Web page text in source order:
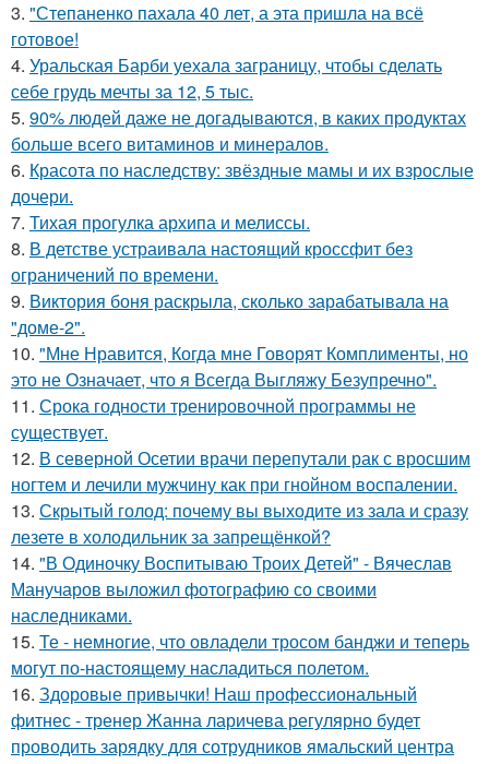
3. "Степаненко пахала 40 лет, а эта пришла на всё
готовое!
4. Уральская Барби уехала заграницу, чтобы сделать
себе грудь мечты за 12, 5 тыс.
5. 90% людей даже не догадываются, в каких продуктах
больше всего витаминов и минералов.
6. Красота по наследству: звёздные мамы и их взрослые
дочери.
7. Тихая прогулка архипа и мелиссы.
8. В детстве устраивала настоящий кроссфит без
ограничений по времени.
9. Виктория боня раскрыла, сколько зарабатывала на
"доме-2".
10. "Мне Нравится, Когда мне Говорят Комплименты, но
это не Означает, что я Всегда Выгляжу Безупречно".
11. Срока годности тренировочной программы не
существует.
12. В северной Осетии врачи перепутали рак с вросшим
ногтем и лечили мужчину как при гнойном воспалении.
13. Скрытый голод: почему вы выходите из зала и сразу
лезете в холодильник за запрещёнкой?
14. "В Одиночку Воспитываю Троих Детей" - Вячеслав
Манучаров выложил фотографию со своими
наследниками.
15. Те - немногие, что овладели тросом банджи и теперь
могут по-настоящему насладиться полетом.
16. Здоровые привычки! Наш профессиональный
фитнес - тренер Жанна ларичева регулярно будет
проводить зарядку для сотрудников ямальский центра